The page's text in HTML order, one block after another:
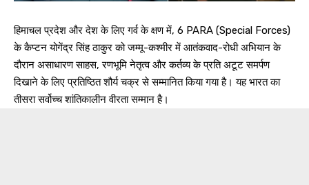
हिमाचल प्रदेश और देश के लिए गर्व के क्षण में, 6 PARA (Special Forces)
के कैप्टन योगेंद्र सिंह ठाकुर को जम्मू-कश्मीर में आतंकवाद-रोधी अभियान के
दौरान असाधारण साहस, रणभूमि नेतृत्व और कर्तव्य के प्रति अटूट समर्पण
दिखाने के लिए प्रतिष्ठित शौर्य चक्र से सम्मानित किया गया है। यह भारत का
तीसरा सर्वोच्च शांतिकालीन वीरता सम्मान है।